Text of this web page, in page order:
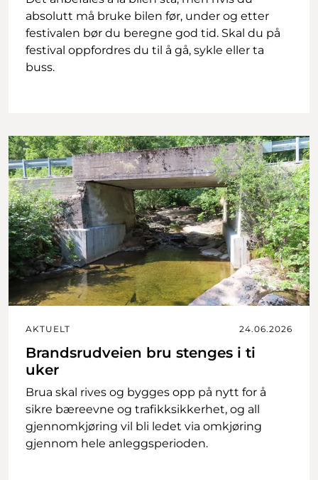
absolutt må bruke bilen før, under og etter
festivalen bør du beregne god tid. Skal du på
festival oppfordres du til å gå, sykle eller ta
buss.
AKTUELT 24.06.2026
Brandsrudveien bru stenges i ti
uker
Brua skal rives og bygges opp på nytt for å
sikre bæreevne og trafikksikkerhet, og all
gjennomkjøring vil bli ledet via omkjøring
gjennom hele anleggsperioden.